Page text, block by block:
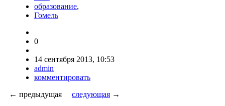
образование,
Гомель
0
14 сентября 2013, 10:53
admin
комментировать
← предыдущая следующая →